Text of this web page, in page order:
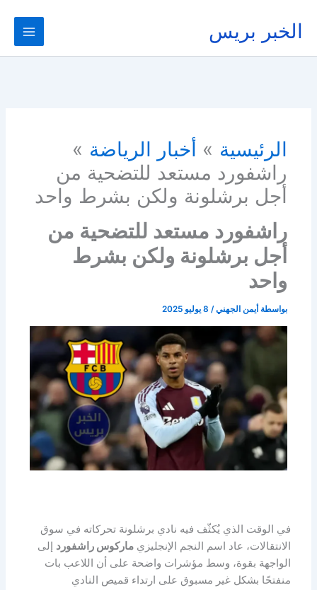
المحتوى
الخبر بريس
الرئيسية
أخبار الرياضة
راشفورد مستعد للتضحية من
أجل برشلونة ولكن بشرط واحد
راشفورد مستعد للتضحية من
أجل برشلونة ولكن بشرط
واحد
بواسطة أيمن الجهني/ 8 يوليو 2025
في الوقت الذي يُكثّف فيه نادي برشلونة تحركاته في سوق
الانتقالات، عاد اسم النجم الإنجليزيماركوس راشفورد إلى
الواجهة بقوة، وسط مؤشرات واضحة على أن اللاعب بات
منفتحًا بشكل غير مسبوق على ارتداء قميص النادي